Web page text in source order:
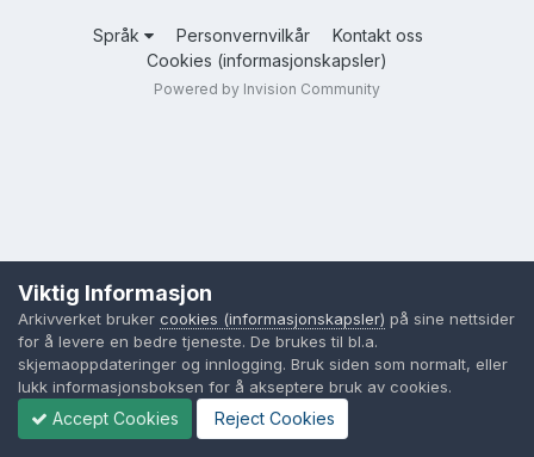
Språk Personvernvilkår
Kontakt oss
Cookies (informasjonskapsler)
Powered by Invision Community
Viktig Informasjon
Arkivverket bruker cookies (informasjonskapsler) på sine nettsider
for å levere en bedre tjeneste. De brukes til bl.a.
skjemaoppdateringer og innlogging. Bruk siden som normalt, eller
lukk informasjonsboksen for å akseptere bruk av cookies.
Accept Cookies Reject Cookies